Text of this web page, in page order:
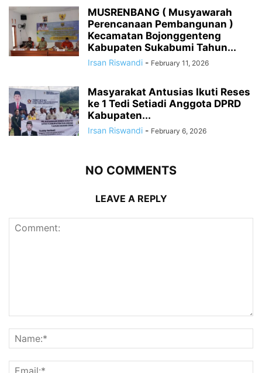
MUSRENBANG ( Musyawarah
Perencanaan Pembangunan )
Kecamatan Bojonggenteng
Kabupaten Sukabumi Tahun...
Irsan Riswandi - February 11, 2026
Masyarakat Antusias Ikuti Reses
ke 1 Tedi Setiadi Anggota DPRD
Kabupaten...
Irsan Riswandi - February 6, 2026
NO COMMENTS
LEAVE A REPLY